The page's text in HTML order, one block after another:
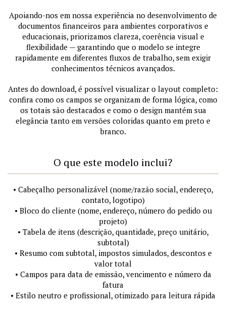
Apoiando-nos em nossa experiência no desenvolvimento de
documentos financeiros para ambientes corporativos e
educacionais, priorizamos clareza, coerência visual e
flexibilidade — garantindo que o modelo se integre
rapidamente em diferentes fluxos de trabalho, sem exigir
conhecimentos técnicos avançados.
Antes do download, é possível visualizar o layout completo:
confira como os campos se organizam de forma lógica, como
os totais são destacados e como o design mantém sua
elegância tanto em versões coloridas quanto em preto e
branco.
O que este modelo inclui?
• Cabeçalho personalizável (nome/razão social, endereço,
contato, logotipo)
• Bloco do cliente (nome, endereço, número do pedido ou
projeto)
• Tabela de itens (descrição, quantidade, preço unitário,
subtotal)
• Resumo com subtotal, impostos simulados, descontos e
valor total
• Campos para data de emissão, vencimento e número da
fatura
• Estilo neutro e profissional, otimizado para leitura rápida